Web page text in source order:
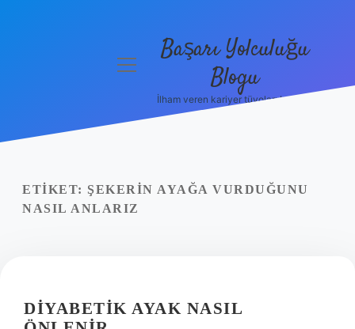
Yasal Uyarı
menüyüBaşarı Yolculuğu
Blogu
İlham veren kariyer tüyoları burada!
ETIKET: ŞEKERIN AYAĞA VURDUĞUNU
NASIL ANLARIZ
DIYABETIK AYAK NASIL